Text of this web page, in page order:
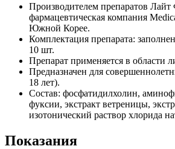
Производителем препаратов Лайт
фармацевтическая компания
Южной Корее.
Комплектация препарата:
10 шт.
Препарат применяется в области
Предназначен для
18 лет).
Состав: фосфатидилхолин,
фуксии, экстракт ветреницы,
изотонический раствор хлорида
Показания